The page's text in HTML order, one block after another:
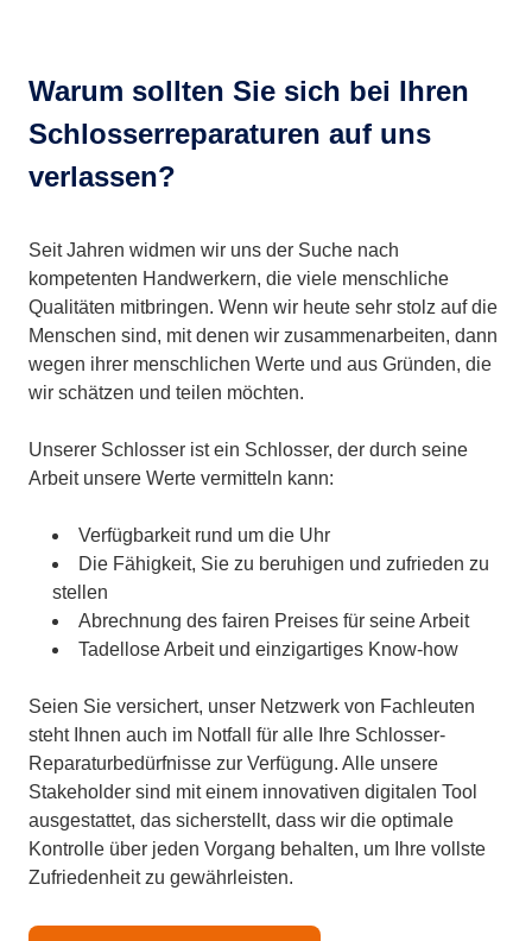
Warum sollten Sie sich bei Ihren
Schlosserreparaturen auf uns
verlassen?
Seit Jahren widmen wir uns der Suche nach
kompetenten Handwerkern, die viele menschliche
Qualitäten mitbringen. Wenn wir heute sehr stolz auf die
Menschen sind, mit denen wir zusammenarbeiten, dann
wegen ihrer menschlichen Werte und aus Gründen, die
wir schätzen und teilen möchten.
Unserer Schlosser ist ein Schlosser, der durch seine
Arbeit unsere Werte vermitteln kann:
Verfügbarkeit rund um die Uhr
Die Fähigkeit, Sie zu beruhigen und zufrieden zu
stellen
Abrechnung des fairen Preises für seine Arbeit
Tadellose Arbeit und einzigartiges Know-how
Seien Sie versichert, unser Netzwerk von Fachleuten
steht Ihnen auch im Notfall für alle Ihre Schlosser-
Reparaturbedürfnisse zur Verfügung. Alle unsere
Stakeholder sind mit einem innovativen digitalen Tool
ausgestattet, das sicherstellt, dass wir die optimale
Kontrolle über jeden Vorgang behalten, um Ihre vollste
Zufriedenheit zu gewährleisten.